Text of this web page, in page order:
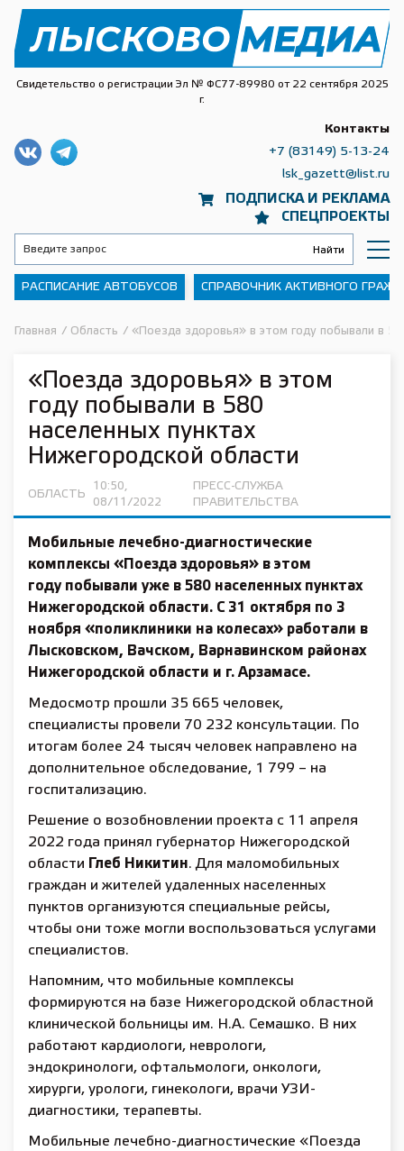
Свидетельство о регистрации Эл № ФС77-89980 от 22 сентября 2025
г.
ПОДПИСКА И РЕКЛАМА
СПЕЦПРОЕКТЫ
Контакты
+7 (83149) 5-13-24
lsk_gazett@list.ru
РАСПИСАНИЕ АВТОБУСОВ СПРАВОЧНИК АКТИВНОГО
Главная / Область / «Поезда здоровья» в этом году побывали в
«Поезда здоровья» в этом
году побывали в 580
населенных пунктах
Нижегородской области
ОБЛАСТЬ
10:50,
08/11/2022
ПРЕСС-СЛУЖБА
ПРАВИТЕЛЬСТВА
Мобильные лечебно-диагностические
комплексы «Поезда здоровья» в этом
году побывали уже в 580 населенных пунктах
Нижегородской области. C 31 октября по 3
ноября «поликлиники на колесах» работали в
Лысковском, Вачском, Варнавинском районах
Нижегородской области и г. Арзамасе.
Медосмотр прошли 35 665 человек,
специалисты провели 70 232 консультации. По
итогам более 24 тысяч человек направлено на
дополнительное обследование, 1 799 – на
госпитализацию.
Решение о возобновлении проекта с 11 апреля
2022 года принял губернатор Нижегородской
области
Глеб Никитин. Для маломобильных
граждан и жителей удаленных населенных
пунктов организуются специальные рейсы,
чтобы они тоже могли воспользоваться услугами
специалистов.
Напомним, что мобильные комплексы
формируются на базе Нижегородской областной
клинической больницы им. Н.А. Семашко. В них
работают кардиологи, неврологи,
эндокринологи, офтальмологи, онкологи,
хирурги, урологи, гинекологи, врачи УЗИ-
диагностики, терапевты.
Мобильные лечебно-диагностические «Поезда